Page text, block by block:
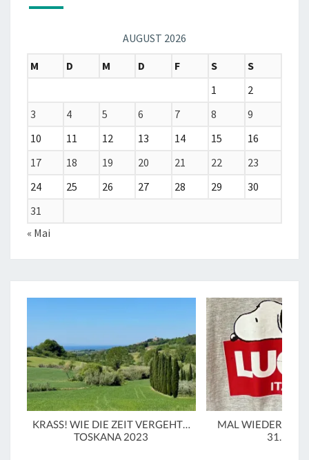
AUGUST 2026
M
D M D F S
S
1
2
3
4 5 6 7 8
9
10
11 12 13 14 15
16
17
18 19 20 21 22
23
24
25 26 27 28 29
30
31
« Mai
KRASS! WIE DIE ZEIT VERGEHT…
TOSKANA 2023
MAL WIEDER IN